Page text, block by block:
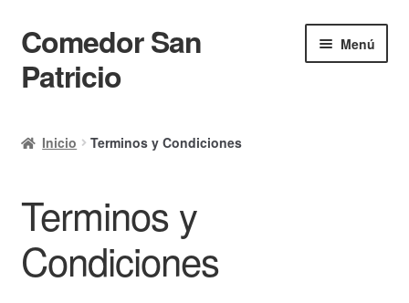
Ir
a
la
Ir
al
contenido
Comedor San
Patricio
Menú
Calendario
Mi cuenta
Ayuda Rapida
Finalizar compra
Inicio Terminos y Condiciones
Terminos y
Condiciones